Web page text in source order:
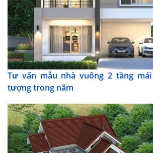
Tư vấn mẫu nhà vuông 2 tầng
tượng trong năm